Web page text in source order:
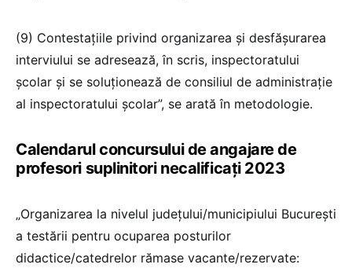
(9) Contestațiile privind organizarea și desfășurarea
interviului se adresează, în scris, inspectoratului
școlar și se soluționează de consiliul de administrație
al inspectoratului școlar”, se arată în metodologie.
Calendarul concursului de angajare de
profesori suplinitori necalificați 2023
„Organizarea la nivelul judeţului/municipiului Bucureşti
a testării pentru ocuparea posturilor
didactice/catedrelor rămase vacante/rezervate: